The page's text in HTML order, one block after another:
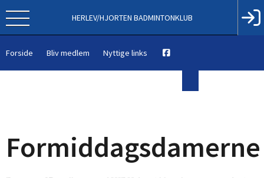
Forside Bliv medlem Nyttige links
HERLEV/HJORTEN BADMINTONKLUB
Formiddagsdamerne